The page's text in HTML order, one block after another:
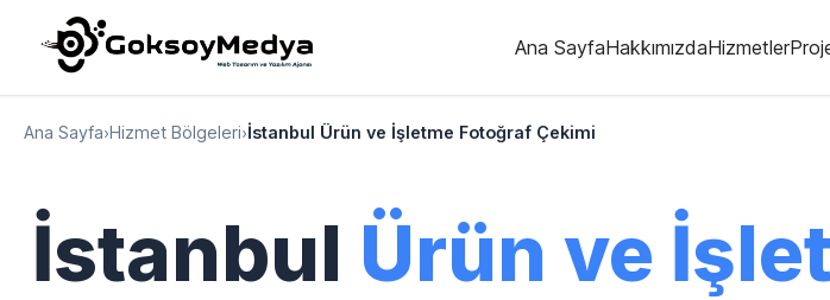
Ana SayfaHakkımızdaHizmetler
Ana Sayfa›Hizmet Bölgeleri›İstanbul Ürün ve İşletme Fotoğraf Çekimi
İstanbul Ürün ve